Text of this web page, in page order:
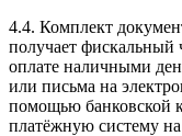
4.4. Комплект
получает
оплате наличными
или письма на
помощью банковской
платёжную систему на